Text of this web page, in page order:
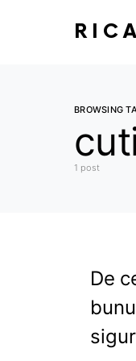
BROWSING
1 post
De